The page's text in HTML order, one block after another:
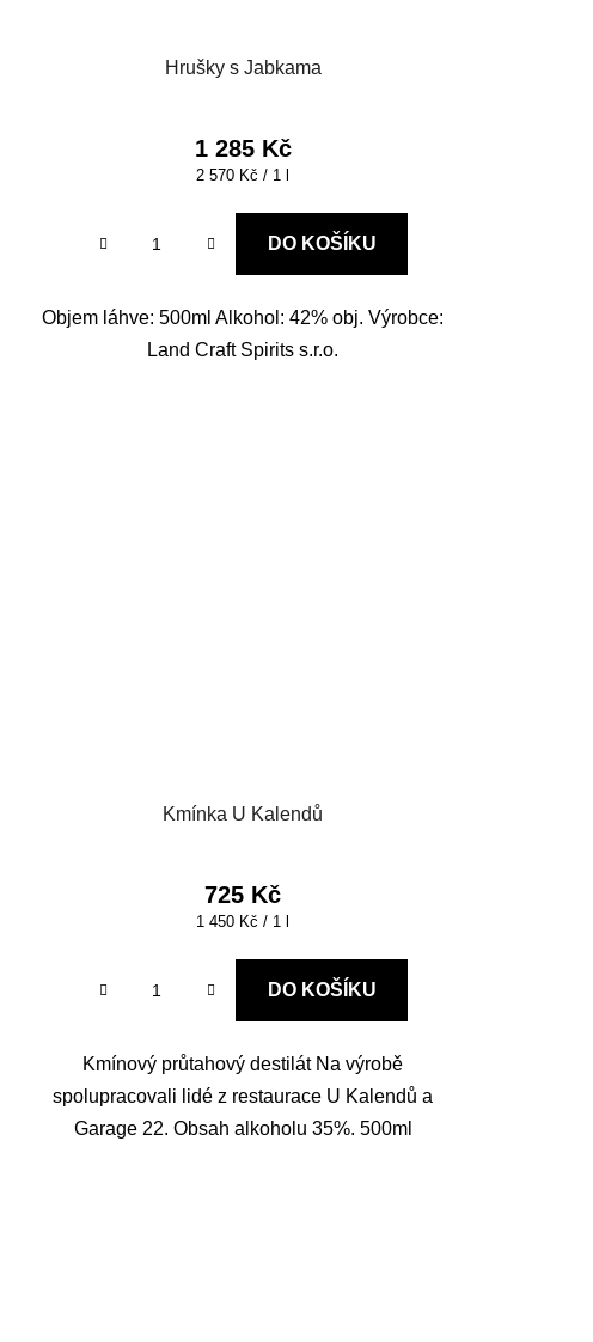
Hrušky s Jabkama
1 285 Kč
Měrná
2 570 Kč / 1 l
DO KOŠÍKU
Objem láhve: 500ml Alkohol: 42% obj. Výrobce:
Land Craft Spirits s.r.o.
Kmínka U Kalendů
725 Kč
Měrná
1 450 Kč / 1 l
DO KOŠÍKU
Kmínový průtahový destilát Na výrobě
spolupracovali lidé z restaurace U Kalendů a
Garage 22. Obsah alkoholu 35%. 500ml